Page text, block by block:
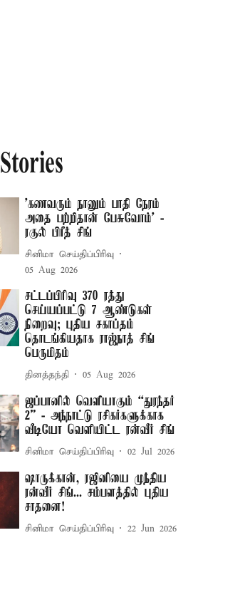
’கணவரும் நானும் பாதி நேரம்
அதை பற்றிதான் பேசுவோம்’ -
ரகுல் பிரீத் சிங்
சினிமா செய்திப்பிரிவு
05 Aug 2026
சட்டப்பிரிவு 370 ரத்து
செய்யப்பட்டு 7 ஆண்டுகள்
நிறைவு; புதிய சகாப்தம்
தொடங்கியதாக ராஜ்நாத் சிங்
பெருமிதம்
தினத்தந்தி 05 Aug 2026
ஜப்பானில் வெளியாகும் “துரந்தர்
2” - அந்நாட்டு ரசிகர்களுக்காக
வீடியோ வெளியிட்ட ரன்வீர் சிங்
சினிமா செய்திப்பிரிவு 02 Jul 2026
ஷாருக்கான், ரஜினியை முந்திய
ரன்வீர் சிங்... சம்பளத்தில் புதிய
சாதனை!
சினிமா செய்திப்பிரிவு 22 Jun 2026